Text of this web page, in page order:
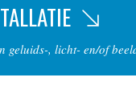
geluids-, licht- en/of